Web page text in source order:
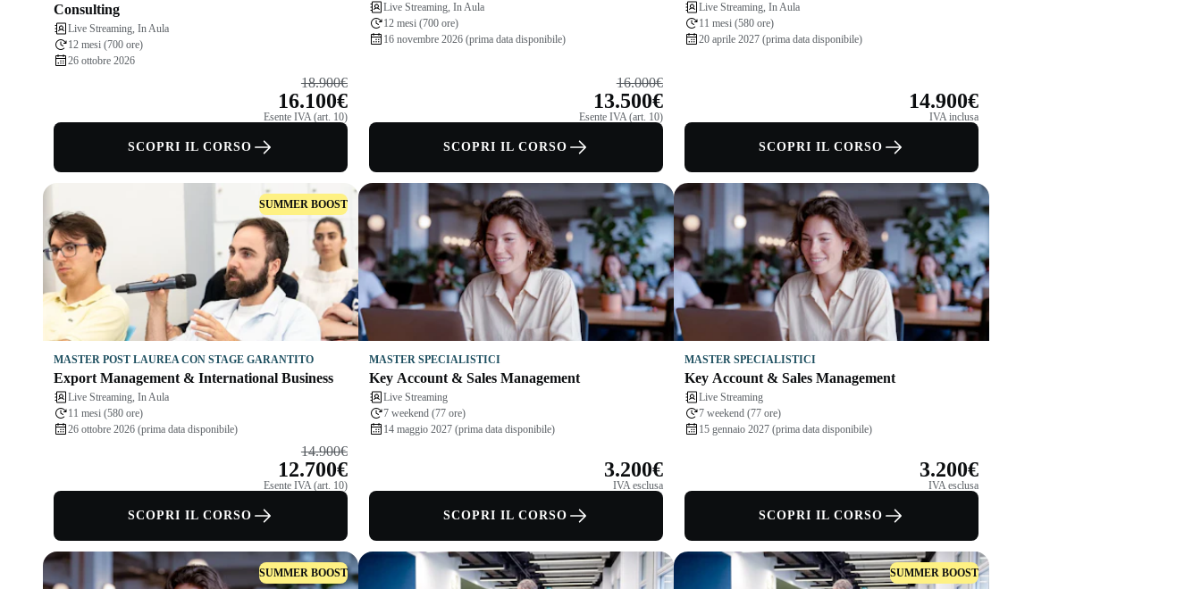
Consulting
Live Streaming, In Aula
12 mesi (700 ore)
26 ottobre 2026
18.900€
16.100€
Esente IVA (art. 10)
SCOPRI IL CORSO
Live Streaming, In Aula
12 mesi (700 ore)
16 novembre 2026 (prima data disponibile)
16.000€
13.500€
Esente IVA (art. 10)
SCOPRI IL CORSO
Live Streaming, In Aula
11 mesi (580 ore)
20 aprile 2027 (prima data disponibile)
14.900€
IVA inclusa
SCOPRI IL CORSO
SUMMER BOOST
MASTER POST LAUREA CON STAGE GARANTITO
Export Management & International Business
Live Streaming, In Aula
11 mesi (580 ore)
26 ottobre 2026 (prima data disponibile)
14.900€
12.700€
Esente IVA (art. 10)
SCOPRI IL CORSO
MASTER SPECIALISTICI
Key Account & Sales Management
Live Streaming
7 weekend (77 ore)
14 maggio 2027 (prima data disponibile)
3.200€
IVA esclusa
SCOPRI IL CORSO
MASTER SPECIALISTICI
Key Account & Sales Management
Live Streaming
7 weekend (77 ore)
15 gennaio 2027 (prima data disponibile)
3.200€
IVA esclusa
SCOPRI IL CORSO
SUMMER BOOST SUMMER BOOST